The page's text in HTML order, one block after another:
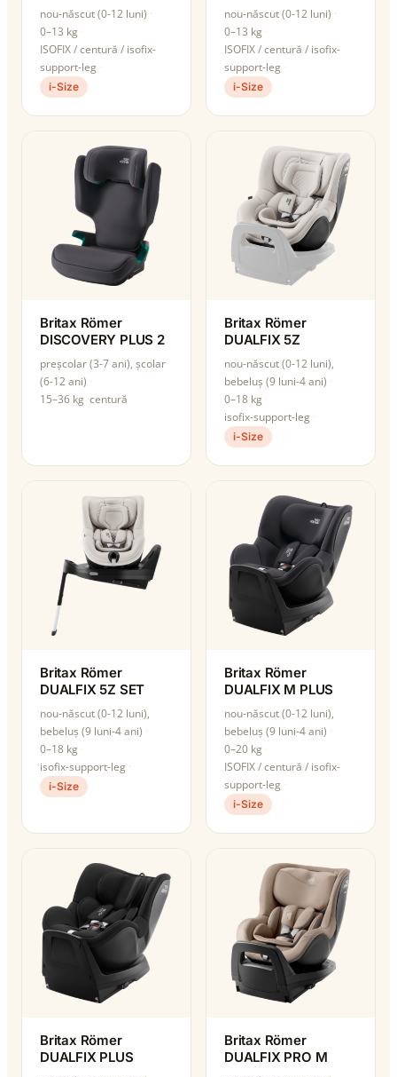
nou-născut (0-12 luni)
0–13 kg
ISOFIX / centură / isofix-
support-leg
i-Size
nou-născut (0-12 luni)
0–13 kg
ISOFIX / centură / isofix-
support-leg
i-Size
Britax Römer
DISCOVERY PLUS 2
preșcolar (3-7 ani), școlar
(6-12 ani)
15–36 kg centură
Britax Römer
DUALFIX 5Z
nou-născut (0-12 luni),
bebeluș (9 luni-4 ani)
0–18 kg
isofix-support-leg
i-Size
Britax Römer
DUALFIX 5Z SET
nou-născut (0-12 luni),
bebeluș (9 luni-4 ani)
0–18 kg
isofix-support-leg
i-Size
Britax Römer
DUALFIX M PLUS
nou-născut (0-12 luni),
bebeluș (9 luni-4 ani)
0–20 kg
ISOFIX / centură / isofix-
support-leg
i-Size
Britax Römer
DUALFIX PLUS
Britax Römer
DUALFIX PRO M